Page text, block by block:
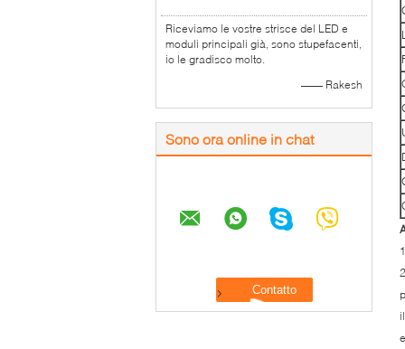
Riceviamo le vostre strisce del LED e
moduli principali già, sono stupefacenti,
io le gradisco molto.
—— Rakesh
Sono ora online in chat